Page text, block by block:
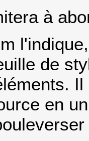
à
de
en